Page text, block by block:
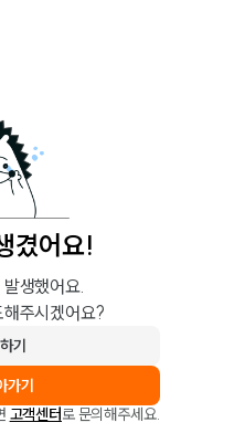
겼어요!
생했어요.
주시겠어요?
기
가기
고객센터로 문의해주세요.